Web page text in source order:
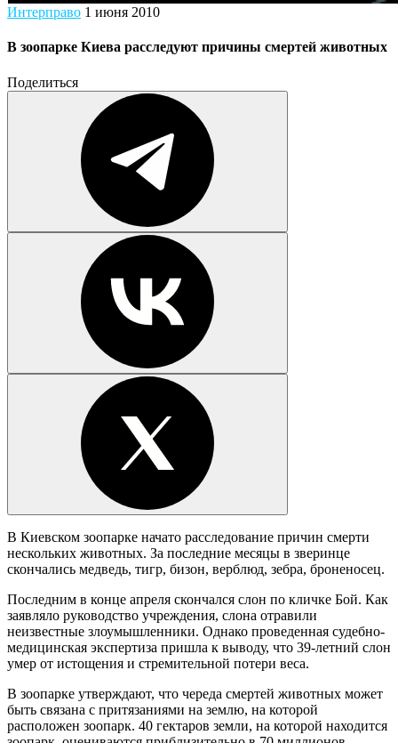
Интерправо 1 июня 2010
В зоопарке Киева расследуют причины смертей животных
Поделиться
В Киевском зоопарке начато расследование причин смерти
нескольких животных. За последние месяцы в зверинце
скончались медведь, тигр, бизон, верблюд, зебра, броненосец.
Последним в конце апреля скончался слон по кличке Бой. Как
заявляло руководство учреждения, слона отравили
неизвестные злоумышленники. Однако проведенная судебно-
медицинская экспертиза пришла к выводу, что 39-летний слон
умер от истощения и стремительной потери веса.
В зоопарке утверждают, что череда смертей животных может
быть связана с притязаниями на землю, на которой
расположен зоопарк. 40 гектаров земли, на которой находится